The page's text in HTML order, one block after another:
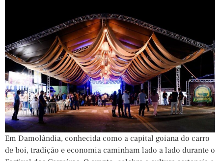
Em Damolândia, conhecida como a capital goiana do carro
de boi, tradição e economia caminham lado a lado durante o